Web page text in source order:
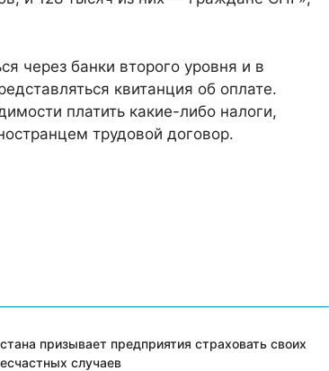
через банки второго уровня и в
квитанция об оплате.
платить какие-либо налоги,
трудовой договор.
призывает предприятия страховать своих
случаев